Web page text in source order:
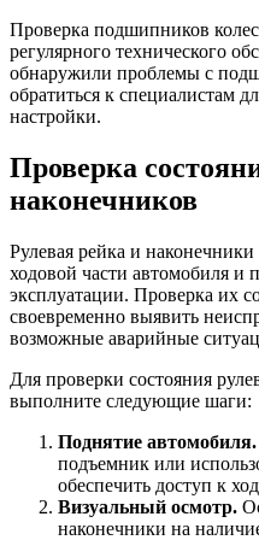
Проверка подшипников
регулярного технического
обнаружили проблемы с
обратиться к специалистам
настройки.
Проверка
наконечников
Рулевая рейка и
ходовой части автомобиля и
эксплуатации. Проверка их
своевременно выявить
возможные аварийные
Для проверки состояния
выполните следующие шаги:
Поднятие автомобиля.
подъемник или
обеспечить доступ к
Визуальный осмотр.
наконечники на